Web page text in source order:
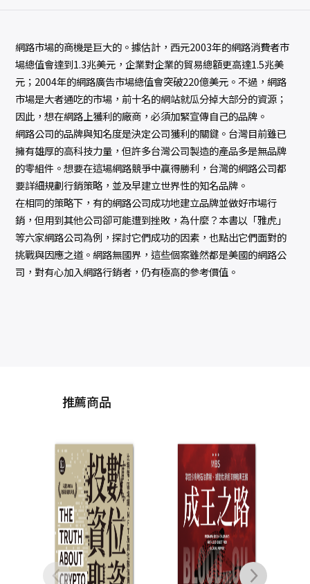
網路市場的商機是巨大的。據估計，西元2003年的網路消費者市
場總值會達到1.3兆美元，企業對企業的貿易總額更高達1.5兆美
元；2004年的網路廣告市場總值會突破220億美元。不過，網路
市場是大者通吃的市場，前十名的網站就瓜分掉大部分的資源；
因此，想在網路上獲利的廠商，必須加緊宣傳自己的品牌。
網路公司的品牌與知名度是決定公司獲利的關鍵。台灣目前雖已
擁有雄厚的高科技力量，但許多台灣公司製造的產品多是無品牌
的零組件。想要在這場網路競爭中贏得勝利，台灣的網路公司都
要詳細規劃行銷策略，並及早建立世界性的知名品牌。
在相同的策略下，有的網路公司成功地建立品牌並做好市場行
銷，但用到其他公司卻可能遭到挫敗，為什麼？本書以「雅虎」
等六家網路公司為例，探討它們成功的因素，也點出它們面對的
挑戰與因應之道。網路無國界，這些個案雖然都是美國的網路公
司，對有心加入網路行銷者，仍有極高的參考價值。
推薦商品
移動力：機會、財富
與權力的新地理，給
全球世代的2050年關
鍵報告
帕拉格．科納
NT$460
NT$363